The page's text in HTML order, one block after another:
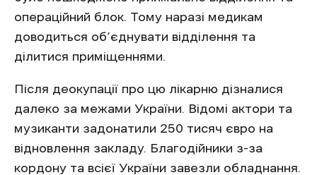
операційний блок. Тому наразі медикам
доводиться об’єднувати відділення та
ділитися приміщеннями.
Після деокупації про цю лікарню дізналися
далеко за межами України. Відомі актори та
музиканти задонатили 250 тисяч євро на
відновлення закладу. Благодійники з-за
кордону та всієї України завезли обладнання.